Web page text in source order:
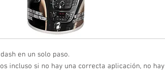
en un solo paso.
incluso si no hay una correcta aplicación, no hay